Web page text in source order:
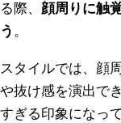
際、 顔周りに触
。
タイルでは、顔
抜け感を演出で
ぎる印象になっ